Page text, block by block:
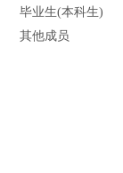
毕业生(本科生)
其他成员